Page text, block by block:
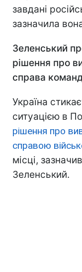
завдані
зазначила
Зеленський
рішення про
справа
Україна
ситуацією в
рішення про
справою
місці,
Зеленський.